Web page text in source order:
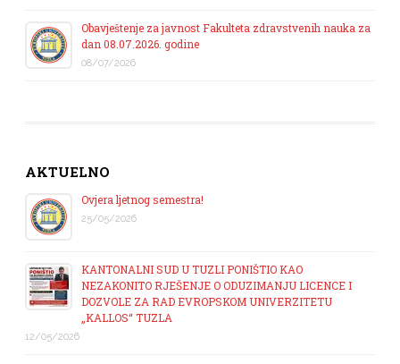
Obavještenje za javnost Fakulteta zdravstvenih nauka za
dan 08.07.2026. godine
08/07/2026
AKTUELNO
Ovjera ljetnog semestra!
25/05/2026
KANTONALNI SUD U TUZLI PONIŠTIO KAO
NEZAKONITO RJEŠENJE O ODUZIMANJU LICENCE I
DOZVOLE ZA RAD EVROPSKOM UNIVERZITETU
„KALLOS“ TUZLA
12/05/2026